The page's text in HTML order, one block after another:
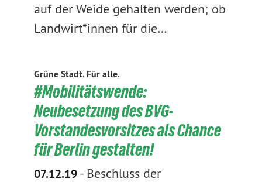
auf der Weide gehalten werden; ob
Landwirt*innen für die…
Grüne Stadt. Für alle.
#Mobilitätswende:
Neubesetzung des BVG-
Vorstandesvorsitzes als Chance
für Berlin gestalten!
07.12.19- Beschluss der